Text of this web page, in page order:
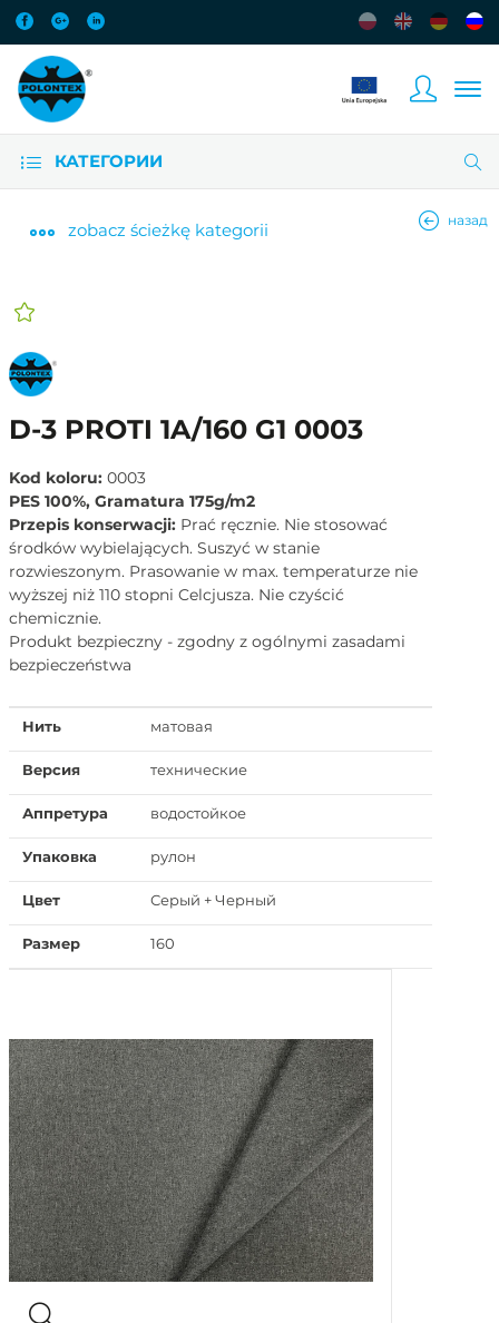
КАТЕГОРИИ
zobacz ścieżkę kategorii назад
D-3 PROTI 1A/160 G1 0003
Kod koloru: 0003
PES 100%, Gramatura 175g/m2
Przepis konserwacji: Prać ręcznie. Nie stosować
środków wybielających. Suszyć w stanie
rozwieszonym. Prasowanie w max. temperaturze nie
wyższej niż 110 stopni Celcjusza. Nie czyścić
chemicznie.
Produkt bezpieczny - zgodny z ogólnymi zasadami
bezpieczeństwa
Нить матовая
Версия технические
Аппретура водостойкое
Упаковка рулон
Цвет Серый + Черный
Размер 160